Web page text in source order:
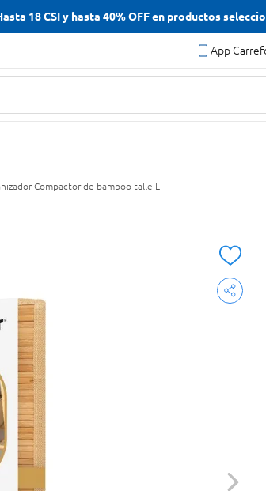
18 CSI y hasta 40% OFF en productos
App
Compactor de bamboo talle L